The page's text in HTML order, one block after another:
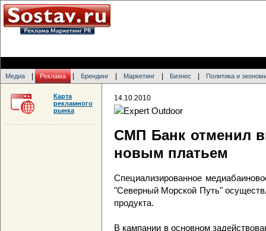
Медиа Реклама Брендинг Маркетинг Бизнес Политика и
14.10.2010
СМП Банк отменил
новым платьем
Специализированное
"Северный Морской Путь"
продукта.
В кампании в основном
Карта
рекламного
рынка